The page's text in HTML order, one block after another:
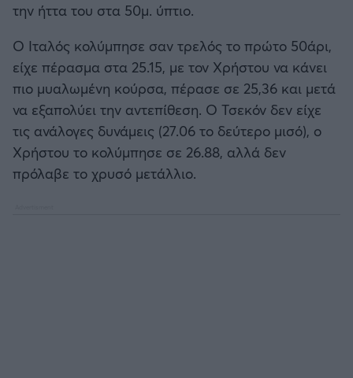
την ήττα του στα 50μ. ύπτιο.
Ο Ιταλός κολύμπησε σαν τρελός το πρώτο 50άρι,
είχε πέρασμα στα 25.15, με τον Χρήστου να κάνει
πιο μυαλωμένη κούρσα, πέρασε σε 25,36 και μετά
να εξαπολύει την αντεπίθεση. Ο Τσεκόν δεν είχε
τις ανάλογες δυνάμεις (27.06 το δεύτερο μισό), ο
Χρήστου το κολύμπησε σε 26.88, αλλά δεν
πρόλαβε το χρυσό μετάλλιο.